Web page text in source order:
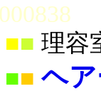
■ 理容
■■ ヘ